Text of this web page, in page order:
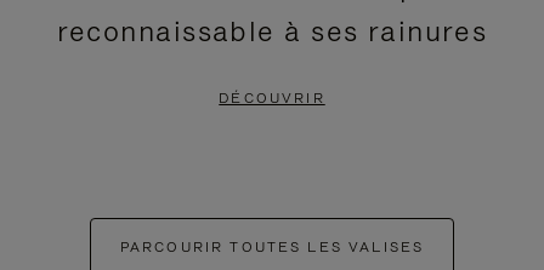
reconnaissable à ses rainures
DÉCOUVRIR
PARCOURIR TOUTES LES VALISES